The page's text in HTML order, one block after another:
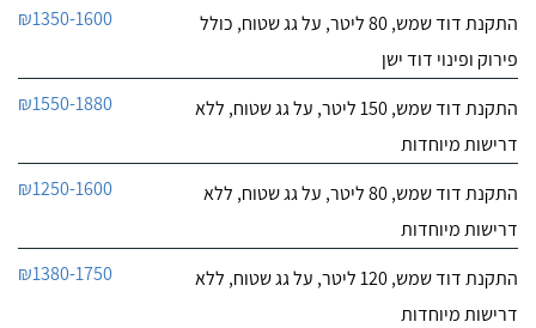
התקנת דוד שמש, 80 ליטר, על גג שטוח, כולל
פירוק ופינוי דוד ישן
₪1350-1600
התקנת דוד שמש, 150 ליטר, על גג שטוח, ללא
דרישות מיוחדות
₪1550-1880
התקנת דוד שמש, 80 ליטר, על גג שטוח, ללא
דרישות מיוחדות
₪1250-1600
התקנת דוד שמש, 120 ליטר, על גג שטוח, ללא
דרישות מיוחדות
₪1380-1750